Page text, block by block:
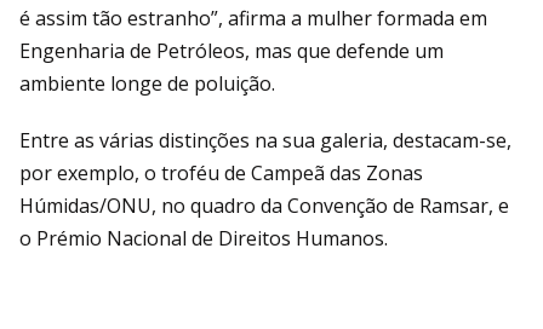
é assim tão estranho”, afirma a mulher formada em
Engenharia de Petróleos, mas que defende um
ambiente longe de poluição.
Entre as várias distinções na sua galeria, destacam-se,
por exemplo, o troféu de Campeã das Zonas
Húmidas/ONU, no quadro da Convenção de Ramsar, e
o Prémio Nacional de Direitos Humanos.